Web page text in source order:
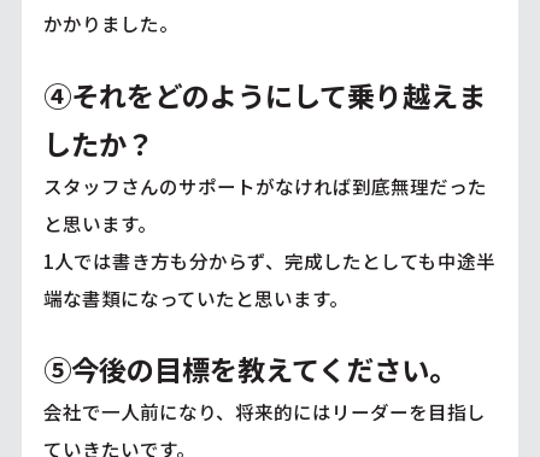
かかりました。
④それをどのようにして乗り越えま
したか？
スタッフさんのサポートがなければ到底無理だった
と思います。
1人では書き方も分からず、完成したとしても中途半
端な書類になっていたと思います。
⑤今後の目標を教えてください。
会社で一人前になり、将来的にはリーダーを目指し
ていきたいです。